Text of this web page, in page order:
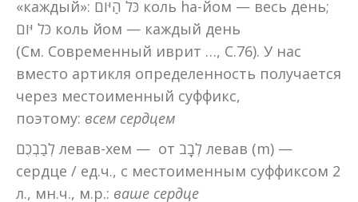
«каждый»: כֹּל הַיּום коль hа-йом — весь день;
כֹּל יּום коль йом — каждый день
(См. Современный иврит …, С.76). У нас
вместо артикля определенность получается
через местоименный суффикс,
поэтому: всем сердцем
לְבַבְכֶם левав-хем — от לְבָב левав (m) —
сердце / ед.ч., с местоименным суффиксом 2
л., мн.ч., м.р.: ваше сердце